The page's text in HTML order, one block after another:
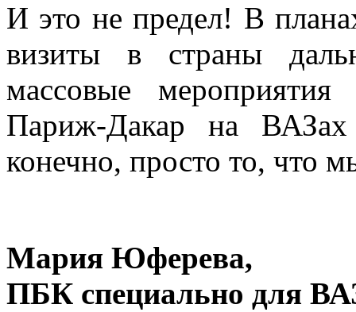
И это не предел! В
визиты в страны
массовые
Париж-Дакар на
конечно, просто то, что
Мария Юферева,
ПБК специально для